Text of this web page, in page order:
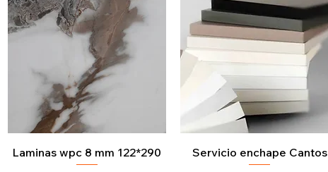
Vista rápida
Laminas wpc 8 mm 122*290
Vista rápida
Servicio enchape Cantos